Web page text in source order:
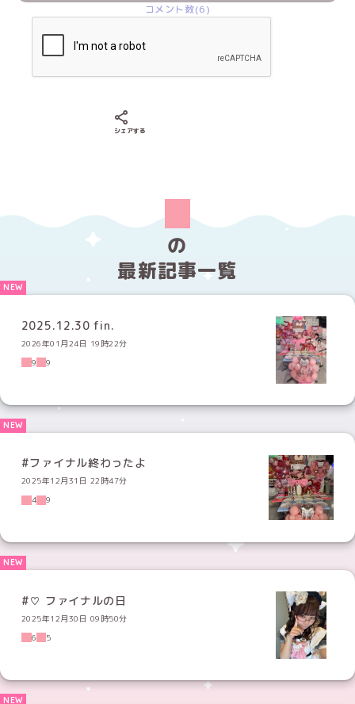
コメント数(6)
シェアする
の
最新記事一覧
2025.12.30 fin.
2026年01月24日 19時22分
9
9
#ファイナル終わったよ
2025年12月31日 22時47分
4
9
#♡ ファイナルの日
2025年12月30日 09時50分
6
5